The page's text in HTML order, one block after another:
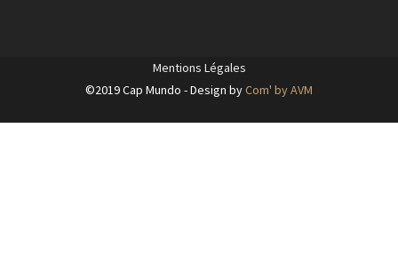
Mentions Légales
©2019 Cap Mundo - Design byCom' by AVM